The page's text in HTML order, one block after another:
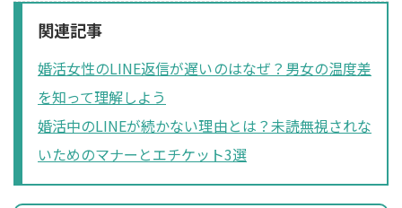
関連記事
婚活女性のLINE返信が遅いのはなぜ？男女の温度差
を知って理解しよう
婚活中のLINEが続かない理由とは？未読無視されな
いためのマナーとエチケット3選